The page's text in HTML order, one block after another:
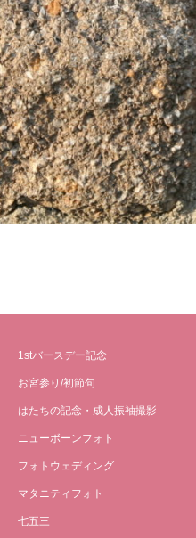
1stバースデー記念
お宮参り/初節句
はたちの記念・成人振袖撮影
ニューボーンフォト
フォトウェディング
マタニティフォト
七五三